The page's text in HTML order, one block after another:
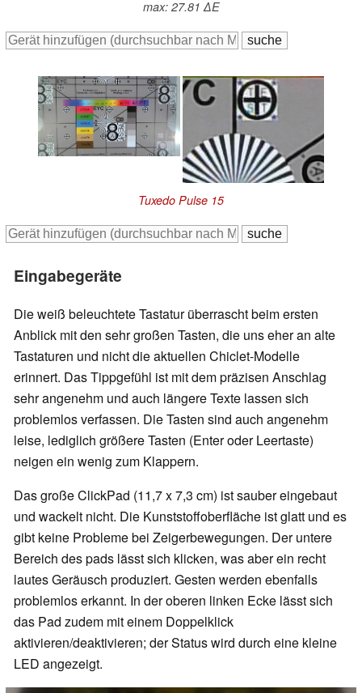
max: 27.81 ∆E
Tuxedo Pulse 15
Eingabegeräte
Die weiß beleuchtete Tastatur überrascht beim ersten
Anblick mit den sehr großen Tasten, die uns eher an alte
Tastaturen und nicht die aktuellen Chiclet-Modelle
erinnert. Das Tippgefühl ist mit dem präzisen Anschlag
sehr angenehm und auch längere Texte lassen sich
problemlos verfassen. Die Tasten sind auch angenehm
leise, lediglich größere Tasten (Enter oder Leertaste)
neigen ein wenig zum Klappern.
Das große ClickPad (11,7 x 7,3 cm) ist sauber eingebaut
und wackelt nicht. Die Kunststoffoberfläche ist glatt und es
gibt keine Probleme bei Zeigerbewegungen. Der untere
Bereich des pads lässt sich klicken, was aber ein recht
lautes Geräusch produziert. Gesten werden ebenfalls
problemlos erkannt. In der oberen linken Ecke lässt sich
das Pad zudem mit einem Doppelklick
aktivieren/deaktivieren; der Status wird durch eine kleine
LED angezeigt.